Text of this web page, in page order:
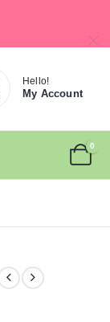
Hello!
My Account
0